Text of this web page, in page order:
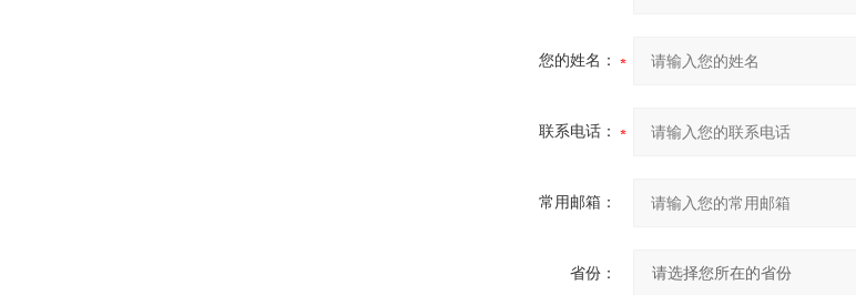
您的姓名：
联系电话：
常用邮箱：
省份：